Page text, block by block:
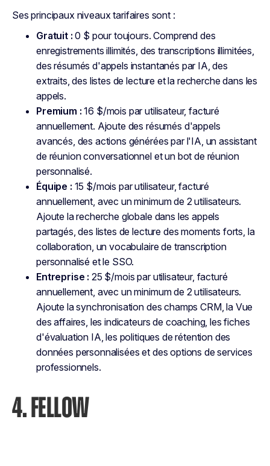
Ses principaux niveaux tarifaires sont :
Gratuit : 0 $ pour toujours. Comprend des
enregistrements illimités, des transcriptions illimitées,
des résumés d'appels instantanés par IA, des
extraits, des listes de lecture et la recherche dans les
appels.
Premium : 16 $/mois par utilisateur, facturé
annuellement. Ajoute des résumés d'appels
avancés, des actions générées par l'IA, un assistant
de réunion conversationnel et un bot de réunion
personnalisé.
Équipe : 15 $/mois par utilisateur, facturé
annuellement, avec un minimum de 2 utilisateurs.
Ajoute la recherche globale dans les appels
partagés, des listes de lecture des moments forts, la
collaboration, un vocabulaire de transcription
personnalisé et le SSO.
Entreprise : 25 $/mois par utilisateur, facturé
annuellement, avec un minimum de 2 utilisateurs.
Ajoute la synchronisation des champs CRM, la Vue
des affaires, les indicateurs de coaching, les fiches
d'évaluation IA, les politiques de rétention des
données personnalisées et des options de services
professionnels.
4. FELLOW